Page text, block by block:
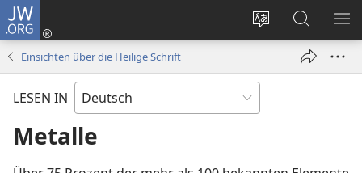
JW.ORG
Websitesprache
ändern
Anmelden
(öffnet
Suche
Einsichten über die Heilige Schrift
LESEN IN
Metalle